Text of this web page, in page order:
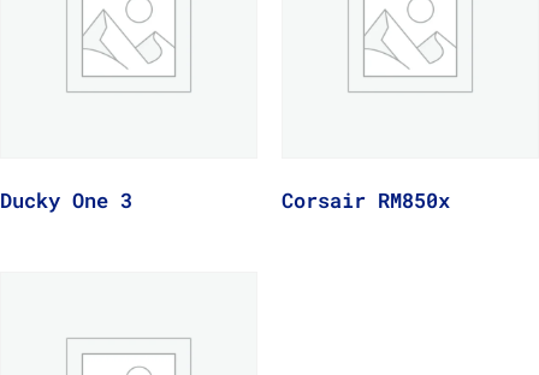
Ducky One 3 Corsair RM850x